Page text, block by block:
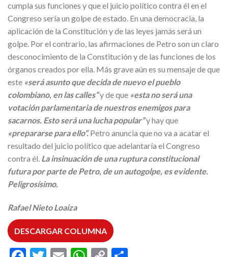
cumpla sus funciones y que el juicio político contra él en el
Congreso sería un golpe de estado. En una democracia, la
aplicación de la Constitución y de las leyes jamás será un
golpe. Por el contrario, las afirmaciones de Petro son un claro
desconocimiento de la Constitución y de las funciones de los
órganos creados por ella. Más grave aún es su mensaje de que
este «será asunto que decida de nuevo el pueblo
colombiano, en las calles”y de que «esta no será una
votación parlamentaria de nuestros enemigos para
sacarnos. Esto será una lucha popular”y hay que
«prepararse para ello”.Petro anuncia que no va a acatar el
resultado del juicio político que adelantaría el Congreso
contra él. La insinuación de una ruptura constitucional
futura por parte de Petro, de un autogolpe, es evidente.
Peligrosísimo.
Rafael Nieto Loaiza
DESCARGAR COLUMNA